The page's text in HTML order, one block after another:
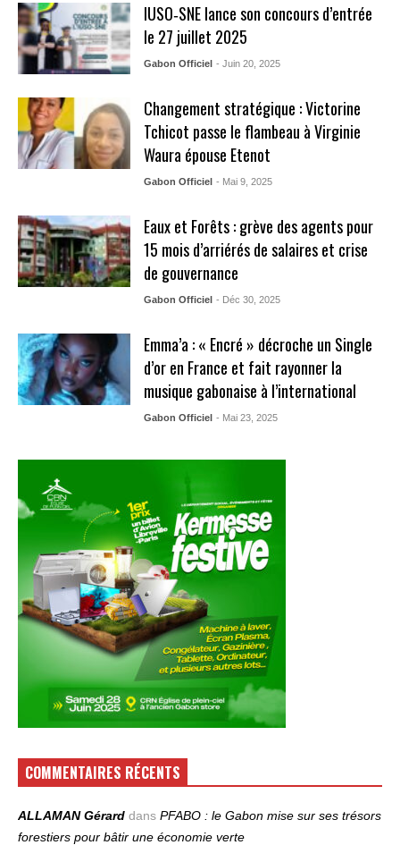
IUSO‑SNE lance son concours d’entrée
le 27 juillet 2025
Gabon Officiel - Juin 20, 2025
Changement stratégique : Victorine
Tchicot passe le flambeau à Virginie
Waura épouse Etenot
Gabon Officiel - Mai 9, 2025
Eaux et Forêts : grève des agents pour
15 mois d’arriérés de salaires et crise
de gouvernance
Gabon Officiel - Déc 30, 2025
Emma’a : « Encré » décroche un Single
d’or en France et fait rayonner la
musique gabonaise à l’international
Gabon Officiel - Mai 23, 2025
COMMENTAIRES RÉCENTS
ALLAMAN Gérard dans PFABO : le Gabon mise sur ses trésors
forestiers pour bâtir une économie verte